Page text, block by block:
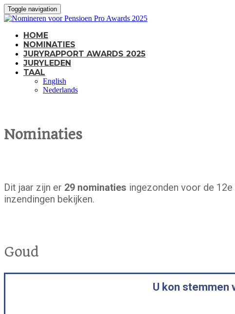
Toggle navigation
HOME
NOMINATIES
JURYRAPPORT AWARDS 2025
JURYLEDEN
TAAL
English
Nederlands
Nominaties
Dit jaar zijn er 29 nominaties ingezonden voor de
inzendingen bekijken.
Goud
U kon stemmen